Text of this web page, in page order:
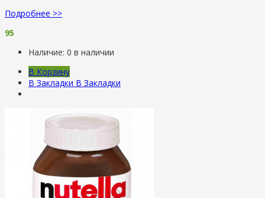
Подробнее >>
95
Наличие: 0 в наличии
В Корзину
В Закладки В Закладки